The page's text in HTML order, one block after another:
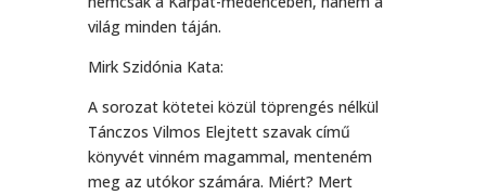
világ minden táján.
Mirk Szidónia Kata:
A sorozat kötetei közül töprengés nélkül
Tánczos Vilmos Elejtett szavak című
könyvét vinném magammal, menteném
meg az utókor számára. Miért? Mert